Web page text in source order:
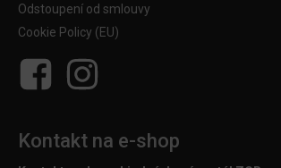
Odstoupení od smlouvy
Cookie Policy (EU)
Kontakt na e-shop